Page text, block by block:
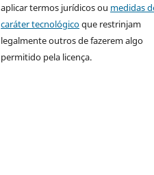
aplicar termos jurídicos ou medidas
caráter tecnológicoque restrinjam
legalmente outros de fazerem algo
permitido pela licença.